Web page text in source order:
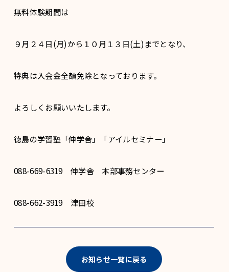
無料体験期間は
９月２４日(月)から１０月１３日(土)までとなり、
特典は入会金全額免除となっております。
よろしくお願いいたします。
徳島の学習塾「伸学舎」「アイルセミナー」
088-669-6319 伸学舎 本部事務センター
088-662-3919 津田校
お知らせ一覧に戻る